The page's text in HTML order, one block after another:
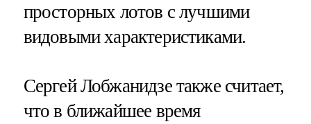
просторных лотов с лучшими
видовыми характеристиками.
Сергей Лобжанидзе также считает,
что в ближайшее время